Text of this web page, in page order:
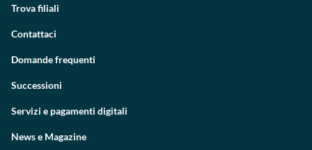
Trova filiali
Contattaci
Domande frequenti
Successioni
Servizi e pagamenti digitali
News e Magazine